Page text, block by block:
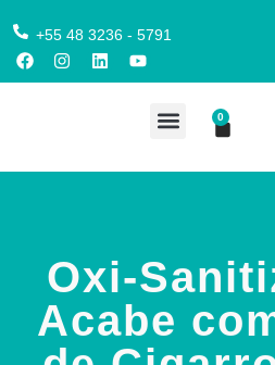
+55 48 3236 - 5791
0
Oxi-
Acabe